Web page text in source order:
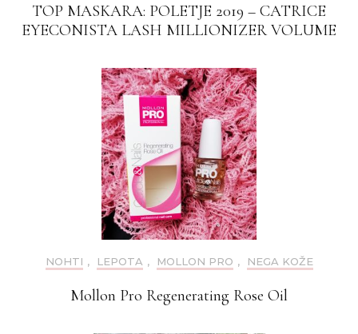
TOP MASKARA: POLETJE 2019 – CATRICE
EYECONISTA LASH MILLIONIZER VOLUME
NOHTI , LEPOTA , MOLLON PRO , NEGA KOŽE
Mollon Pro Regenerating Rose Oil